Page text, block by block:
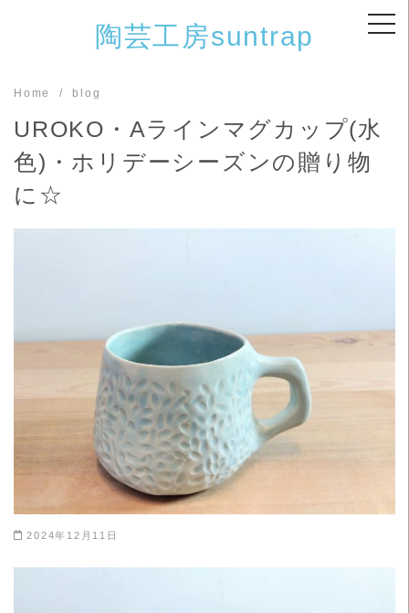
陶芸工房suntrap
Home blog
UROKO・Aラインマグカップ(水
色)・ホリデーシーズンの贈り物
に☆
2024年12月11日